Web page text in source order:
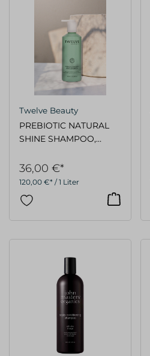
Twelve Beauty
PREBIOTIC NATURAL
SHINE SHAMPOO,
120,00 €* / 1 Liter
36,00 €*